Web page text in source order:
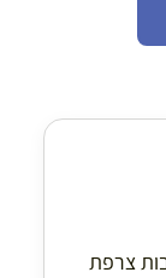
צרפת